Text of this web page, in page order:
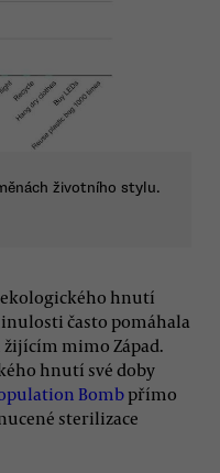
životního stylu.
hnutí
často pomáhala
mimo Západ.
hnutí své doby
Bomb přímo
sterilizace